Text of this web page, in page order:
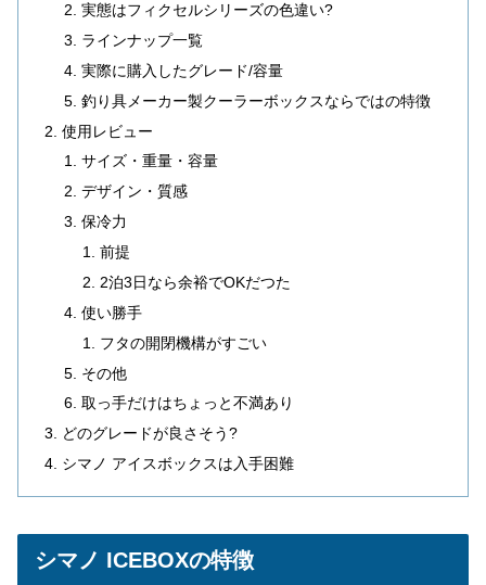
実態はフィクセルシリーズの色違い?
ラインナップ一覧
実際に購入したグレード/容量
釣り具メーカー製クーラーボックスならではの特徴
使用レビュー
サイズ・重量・容量
デザイン・質感
保冷力
前提
2泊3日なら余裕でOKだつた
使い勝手
フタの開閉機構がすごい
その他
取っ手だけはちょっと不満あり
どのグレードが良さそう?
シマノ アイスボックスは入手困難
シマノ ICEBOXの特徴